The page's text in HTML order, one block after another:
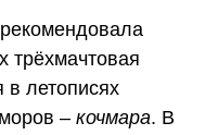
трёхмачтовая
летописях
– кочмара. В